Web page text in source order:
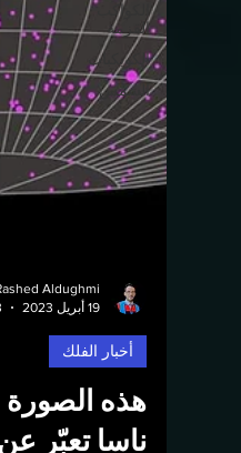
الكواكب
القزمة
الكويكبات
الشمس
Rashed Aldughmi